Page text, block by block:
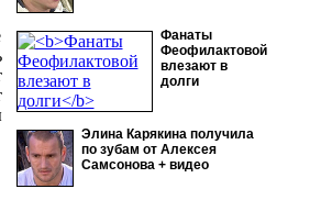
Фанаты
Феофилактовой
влезают в
долги
Элина Карякина получила
по зубам от Алексея
Самсонова + видео